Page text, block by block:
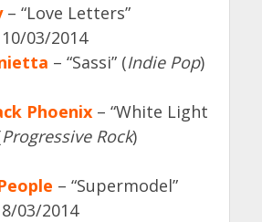
– “Love Letters”
03/2014
– “Sassi” (Indie Pop)
Phoenix– “White Light
Progressive Rock)
– “Supermodel”
03/2014